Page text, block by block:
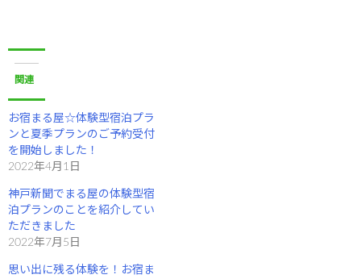
ィ
ン
で
き
ま
す
)
し
い
ウ
ィ
ン
ド
で
開
き
)
関連
お宿まる屋☆体験型宿泊プラ
ンと夏季プランのご予約受付
を開始しました！
2022年4月1日
神戸新聞でまる屋の体験型宿
泊プランのことを紹介してい
ただきました
2022年7月5日
思い出に残る体験を！お宿ま